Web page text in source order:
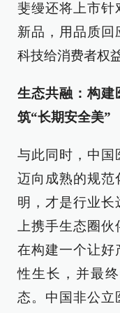
斐缦还将上市针
新品，用品质回
科技给消费者权
生态共融：构建
筑“长期安全美”
与此同时，中国
迈向成熟的规范
明，才是行业长
上携手生态圈伙
在构建一个让好
性生长，并最
态。中国非公立